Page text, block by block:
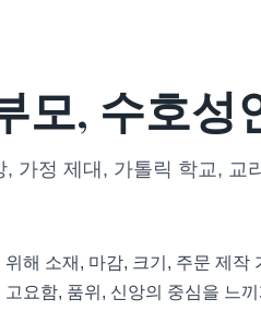
모, 수호성
가정 제대, 가톨릭 학교,
해 소재, 마감, 크기, 주문 제
요함, 품위, 신앙의 중심을 느